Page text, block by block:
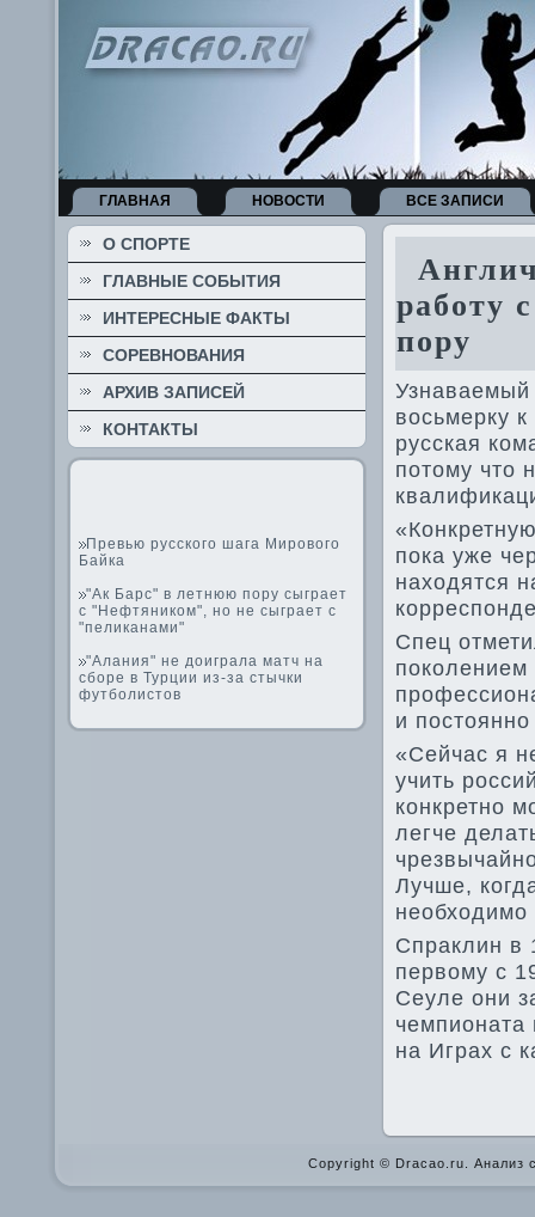
ГЛАВНАЯ НОВОСТИ ВСЕ ЗАПИСИ
О СПОРТЕ
ГЛАВНЫЕ СОБЫТИЯ
ИНТЕРЕСНЫЕ ФАКТЫ
СОРЕВНОВАНИЯ
АРХИВ ЗАПИСЕЙ
КОНТАКТЫ
Превью русского шага Мирового
Байка
"Ак Барс" в летнюю пору сыграет
с "Нефтяником", но не сыграет с
"пеликанами"
"Алания" не доиграла матч на
сборе в Турции из-за стычки
футболистов
работу
пору
Узнаваемый
восьмерку
русская
потому что
пока уже
находятся
Спец
и
«Сейчас я
учить
конкретно
легче
Лучше,
Спраклин в
первому с
Сеуле они
на Играх с
Copyright © Dracao.ru. Анализ